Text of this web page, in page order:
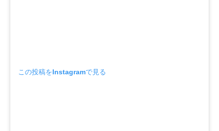
この投稿をInstagramで見る